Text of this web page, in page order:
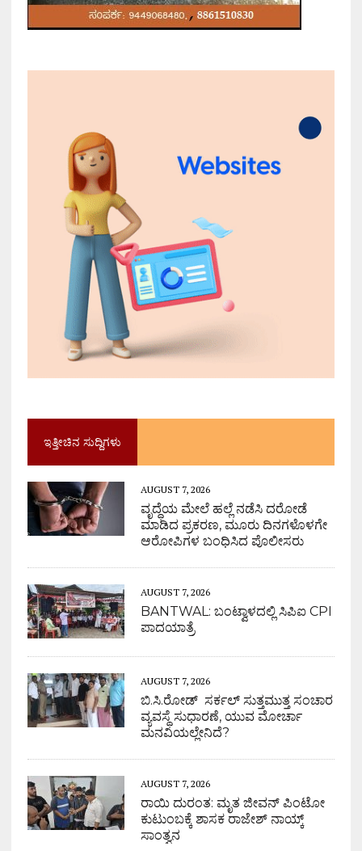
ಇತ್ತೀಚಿನ ಸುದ್ದಿಗಳು
AUGUST 7, 2026
ವೃದ್ಧೆಯ ಮೇಲೆ ಹಲ್ಲೆ ನಡೆಸಿ ದರೋಡೆ
ಮಾಡಿದ ಪ್ರಕರಣ, ಮೂರು ದಿನಗಳೊಳಗೇ
ಆರೋಪಿಗಳ ಬಂಧಿಸಿದ ಪೊಲೀಸರು
AUGUST 7, 2026
BANTWAL: ಬಂಟ್ವಾಳದಲ್ಲಿ ಸಿಪಿಐ CPI
ಪಾದಯಾತ್ರೆ
AUGUST 7, 2026
ಬಿ.ಸಿ.ರೋಡ್ ಸರ್ಕಲ್ ಸುತ್ತಮುತ್ತ ಸಂಚಾರ
ವ್ಯವಸ್ಥೆ ಸುಧಾರಣೆ, ಯುವ ಮೋರ್ಚಾ
ಮನವಿಯಲ್ಲೇನಿದೆ?
AUGUST 7, 2026
ರಾಯಿ ದುರಂತ: ಮೃತ ಜೀವನ್ ಪಿಂಟೋ
ಕುಟುಂಬಕ್ಕೆ ಶಾಸಕ ರಾಜೇಶ್ ನಾಯ್ಕ್
ಸಾಂತ್ವನ